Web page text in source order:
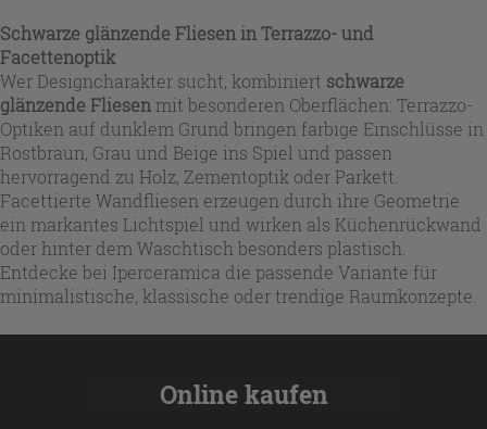
Schwarze glänzende Fliesen in Terrazzo- und
Facettenoptik
Wer Designcharakter sucht, kombiniert schwarze
glänzende Fliesenmit besonderen Oberflächen: Terrazzo-
Optiken auf dunklem Grund bringen farbige Einschlüsse in
Rostbraun, Grau und Beige ins Spiel und passen
hervorragend zu Holz, Zementoptik oder Parkett.
Facettierte Wandfliesen erzeugen durch ihre Geometrie
ein markantes Lichtspiel und wirken als Küchenrückwand
oder hinter dem Waschtisch besonders plastisch.
Entdecke bei Iperceramica die passende Variante für
minimalistische, klassische oder trendige Raumkonzepte.
Online kaufen